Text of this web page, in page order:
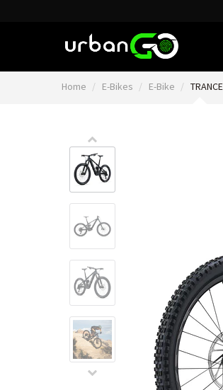
Home E-Bikes E-Bike